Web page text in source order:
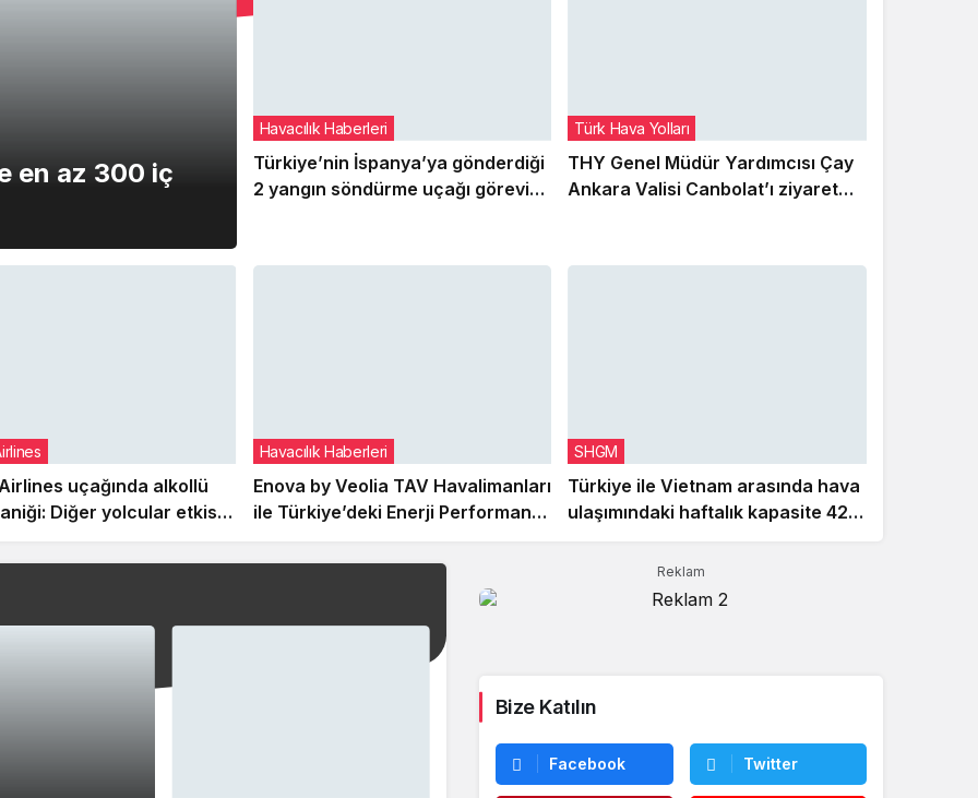
en az 300 iç
Havacılık Haberleri
Türkiye’nin İspanya’ya gönderdiği
2 yangın söndürme uçağı görevini
Türk Hava Yolları
THY Genel Müdür Yardımcısı Çay
Ankara Valisi Canbolat’ı ziyaret
uçağında alkollü
Diğer yolcular etkisiz
Havacılık Haberleri
Enova by Veolia TAV Havalimanları
ile Türkiye’deki Enerji Performans
SHGM
Türkiye ile Vietnam arasında hava
ulaşımındaki haftalık kapasite 42
Reklam
Bize Katılın
Facebook Twitter